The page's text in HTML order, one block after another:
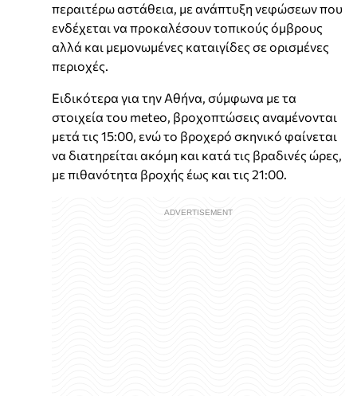
περαιτέρω αστάθεια, με ανάπτυξη νεφώσεων που
ενδέχεται να προκαλέσουν τοπικούς όμβρους
αλλά και μεμονωμένες καταιγίδες σε ορισμένες
περιοχές.
Ειδικότερα για την Αθήνα, σύμφωνα με τα
στοιχεία του meteο, βροχοπτώσεις αναμένονται
μετά τις 15:00, ενώ το βροχερό σκηνικό φαίνεται
να διατηρείται ακόμη και κατά τις βραδινές ώρες,
με πιθανότητα βροχής έως και τις 21:00.